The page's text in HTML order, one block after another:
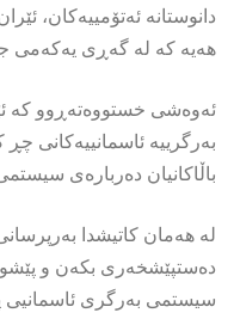
دانوستانە ئەتۆمییەکان،
هەیە کە لە گەڕی یەکەمی
ئەوەشی خستووەتەڕوو کە
بەرگرییە ئاسمانییەکانی
باڵاکانیان دەربارەی
لە هەمان کاتیشدا
دەستپێشخەری بکەن و
سیستمی بەرگری ئاسمانیی